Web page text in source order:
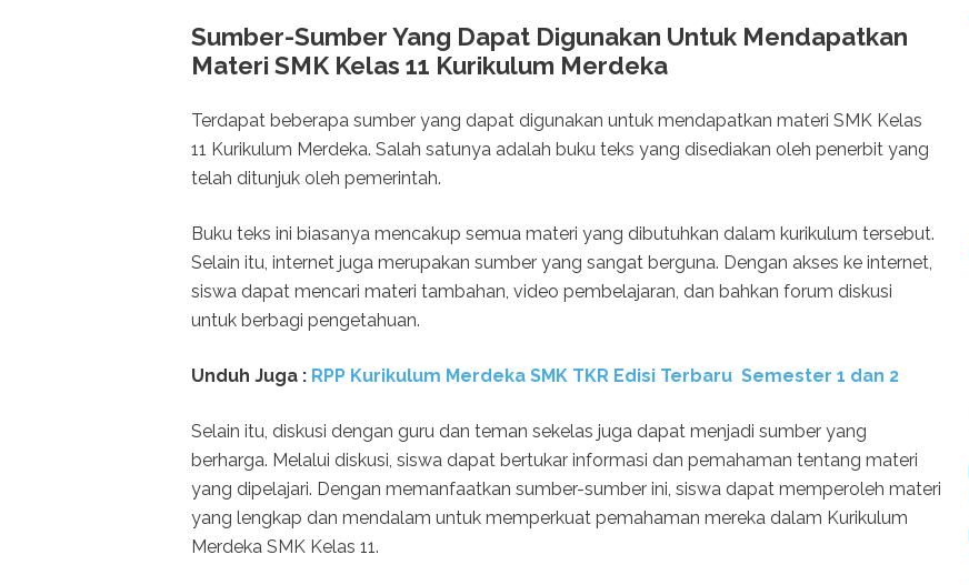
Sumber-Sumber Yang Dapat Digunakan Untuk Mendapatkan
Materi SMK Kelas 11 Kurikulum Merdeka
Terdapat beberapa sumber yang dapat digunakan untuk mendapatkan materi SMK Kelas
11 Kurikulum Merdeka. Salah satunya adalah buku teks yang disediakan oleh penerbit yang
telah ditunjuk oleh pemerintah.
Buku teks ini biasanya mencakup semua materi yang dibutuhkan dalam kurikulum tersebut.
Selain itu, internet juga merupakan sumber yang sangat berguna. Dengan akses ke internet,
siswa dapat mencari materi tambahan, video pembelajaran, dan bahkan forum diskusi
untuk berbagi pengetahuan.
Unduh Juga : RPP Kurikulum Merdeka SMK TKR Edisi Terbaru Semester 1 dan 2
Selain itu, diskusi dengan guru dan teman sekelas juga dapat menjadi sumber yang
berharga. Melalui diskusi, siswa dapat bertukar informasi dan pemahaman tentang materi
yang dipelajari. Dengan memanfaatkan sumber-sumber ini, siswa dapat memperoleh materi
yang lengkap dan mendalam untuk memperkuat pemahaman mereka dalam Kurikulum
Merdeka SMK Kelas 11.